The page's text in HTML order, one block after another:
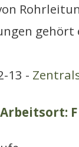
gehört
13 -